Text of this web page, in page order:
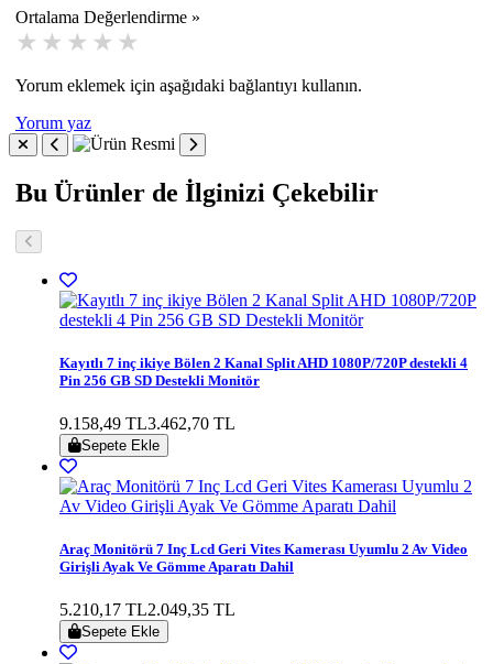
Ortalama Değerlendirme »
Yorum eklemek için aşağıdaki bağlantıyı kullanın.
Yorum yaz
Bu Ürünler de İlginizi Çekebilir
Kayıtlı 7 inç ikiye Bölen 2 Kanal Split AHD 1080P/720P destekli 4
Pin 256 GB SD Destekli Monitör
9.158,49 TL3.462,70 TL
Sepete Ekle
Araç Monitörü 7 Inç Lcd Geri Vites Kamerası Uyumlu 2 Av Video
Girişli Ayak Ve Gömme Aparatı Dahil
5.210,17 TL2.049,35 TL
Sepete Ekle